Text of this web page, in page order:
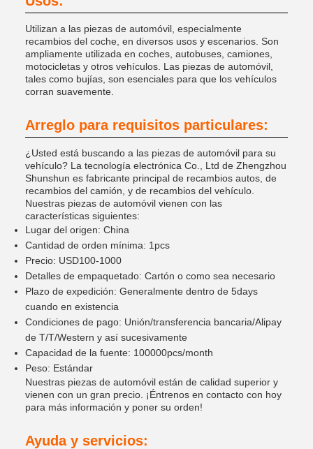
Utilizan a las piezas de automóvil, especialmente
recambios del coche, en diversos usos y escenarios. Son
ampliamente utilizada en coches, autobuses, camiones,
motocicletas y otros vehículos. Las piezas de automóvil,
tales como bujías, son esenciales para que los vehículos
corran suavemente.
Arreglo para requisitos particulares:
¿Usted está buscando a las piezas de automóvil para su
vehículo? La tecnología electrónica Co., Ltd de Zhengzhou
Shunshun es fabricante principal de recambios autos, de
recambios del camión, y de recambios del vehículo.
Nuestras piezas de automóvil vienen con las
características siguientes:
Lugar del origen: China
Cantidad de orden mínima: 1pcs
Precio: USD100-1000
Detalles de empaquetado: Cartón o como sea necesario
Plazo de expedición: Generalmente dentro de 5days
cuando en existencia
Condiciones de pago: Unión/transferencia bancaria/Alipay
de T/T/Western y así sucesivamente
Capacidad de la fuente: 100000pcs/month
Peso: Estándar
Nuestras piezas de automóvil están de calidad superior y
vienen con un gran precio. ¡Éntrenos en contacto con hoy
para más información y poner su orden!
Ayuda y servicios: